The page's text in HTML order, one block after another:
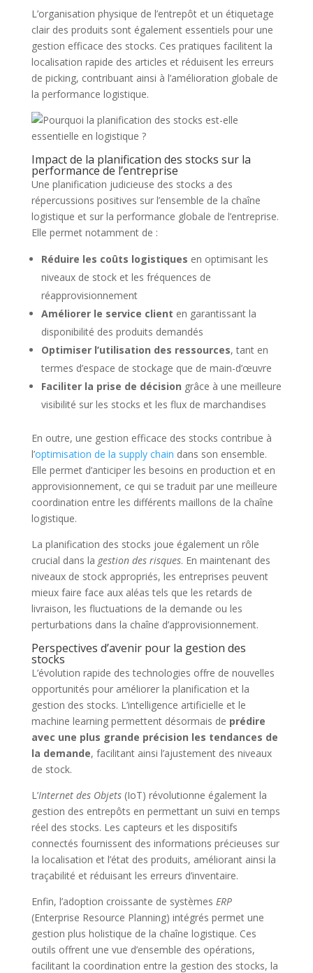
L’organisation physique de l’entrepôt et un étiquetage
clair des produits sont également essentiels pour une
gestion efficace des stocks. Ces pratiques facilitent la
localisation rapide des articles et réduisent les erreurs
de picking, contribuant ainsi à l’amélioration globale de
la performance logistique.
Impact de la planification des stocks sur la
performance de l’entreprise
Une planification judicieuse des stocks a des
répercussions positives sur l’ensemble de la chaîne
logistique et sur la performance globale de l’entreprise.
Elle permet notamment de :
Réduire les coûts logistiques en optimisant les
niveaux de stock et les fréquences de
réapprovisionnement
Améliorer le service client en garantissant la
disponibilité des produits demandés
Optimiser l’utilisation des ressources, tant en
termes d’espace de stockage que de main-d’œuvre
Faciliter la prise de décision grâce à une meilleure
visibilité sur les stocks et les flux de marchandises
En outre, une gestion efficace des stocks contribue à
l’optimisation de la supply chain dans son ensemble.
Elle permet d’anticiper les besoins en production et en
approvisionnement, ce qui se traduit par une meilleure
coordination entre les différents maillons de la chaîne
logistique.
La planification des stocks joue également un rôle
crucial dans la gestion des risques. En maintenant des
niveaux de stock appropriés, les entreprises peuvent
mieux faire face aux aléas tels que les retards de
livraison, les fluctuations de la demande ou les
perturbations dans la chaîne d’approvisionnement.
Perspectives d’avenir pour la gestion des
stocks
L’évolution rapide des technologies offre de nouvelles
opportunités pour améliorer la planification et la
gestion des stocks. L’intelligence artificielle et le
machine learning permettent désormais de prédire
avec une plus grande précision les tendances de
la demande, facilitant ainsi l’ajustement des niveaux
de stock.
L’Internet des Objets(IoT) révolutionne également la
gestion des entrepôts en permettant un suivi en temps
réel des stocks. Les capteurs et les dispositifs
connectés fournissent des informations précieuses sur
la localisation et l’état des produits, améliorant ainsi la
traçabilité et réduisant les erreurs d’inventaire.
Enfin, l’adoption croissante de systèmes ERP
(Enterprise Resource Planning) intégrés permet une
gestion plus holistique de la chaîne logistique. Ces
outils offrent une vue d’ensemble des opérations,
facilitant la coordination entre la gestion des stocks, la